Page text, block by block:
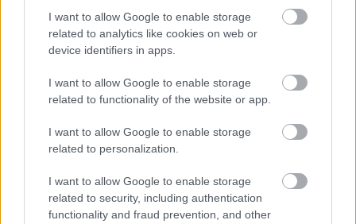
I want to allow Google to enable storage
related to analytics like cookies on web or
device identifiers in apps.
I want to allow Google to enable storage
related to functionality of the website or app.
I want to allow Google to enable storage
related to personalization.
I want to allow Google to enable storage
related to security, including authentication
functionality and fraud prevention, and other
Η εορτή της Μεταμόρφωσης στον Ψαθόπυργο ΦΩΤΟ